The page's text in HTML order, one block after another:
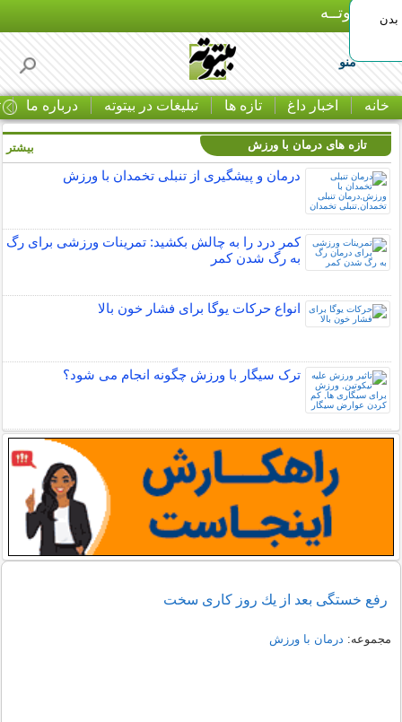
بـیتوتــه
منو
خانه اخبار داغ تازه ها تبلیغات در بیتوته درباره ما
تازه های درمان با ورزش
درمان و پیشگیری از تنبلی تخمدان با ورزش
کمر درد را به چالش بکشید: تمرینات ورزشی برای رگ
به رگ شدن کمر
انواع حرکات یوگا برای فشار خون بالا
ترک سیگار با ورزش چگونه انجام می شود؟
بیشتر
رفع خستگی بعد از یك روز كاری سخت
مجموعه: درمان با ورزش